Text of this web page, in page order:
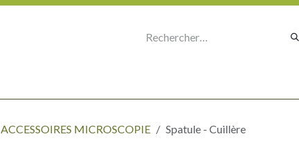
ACCESSOIRES MICROSCOPIE Spatule - Cuillère